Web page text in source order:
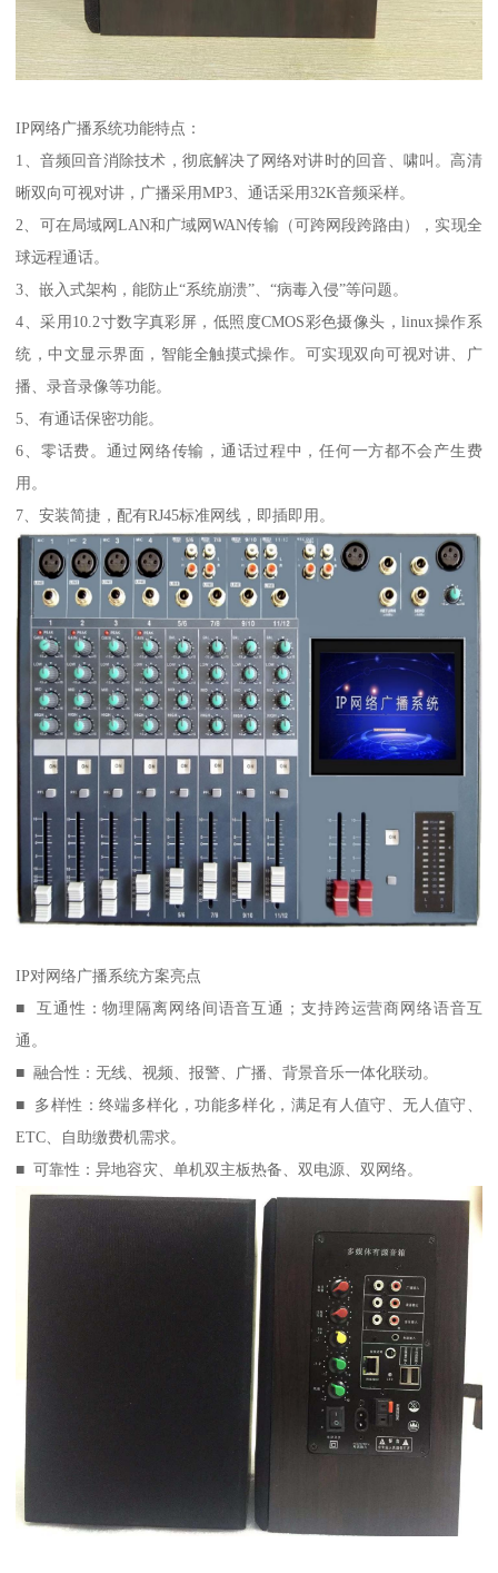
IP网络广播系统功能特点：
1、音频回音消除技术，彻底解决了网络对讲时的回音、啸叫。高清
晰双向可视对讲，广播采用MP3、通话采用32K音频采样。
2、可在局域网LAN和广域网WAN传输（可跨网段跨路由），实现全
球远程通话。
3、嵌入式架构，能防止“系统崩溃”、“病毒入侵”等问题。
4、采用10.2寸数字真彩屏，低照度CMOS彩色摄像头，linux操作系
统，中文显示界面，智能全触摸式操作。可实现双向可视对讲、广
播、录音录像等功能。
5、有通话保密功能。
6、零话费。通过网络传输，通话过程中，任何一方都不会产生费
用。
7、安装简捷，配有RJ45标准网线，即插即用。
IP对网络广播系统方案亮点
■ 互通性：物理隔离网络间语音互通；支持跨运营商网络语音互
通。
■ 融合性：无线、视频、报警、广播、背景音乐一体化联动。
■ 多样性：终端多样化，功能多样化，满足有人值守、无人值守、
ETC、自助缴费机需求。
■ 可靠性：异地容灾、单机双主板热备、双电源、双网络。